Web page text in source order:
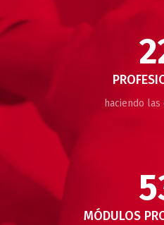
haciendo
MÓDULOS